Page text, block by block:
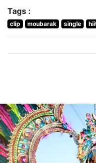
Tags :
clip moubarak single